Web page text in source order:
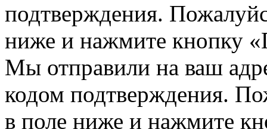
подтверждения.
ниже и нажмите кнопку
Мы отправили на ваш
кодом подтверждения.
в поле ниже и нажмите